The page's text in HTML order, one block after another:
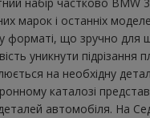
і останніх
що зручно для
уникнути
на необхідну
каталозі
автомобіля. На